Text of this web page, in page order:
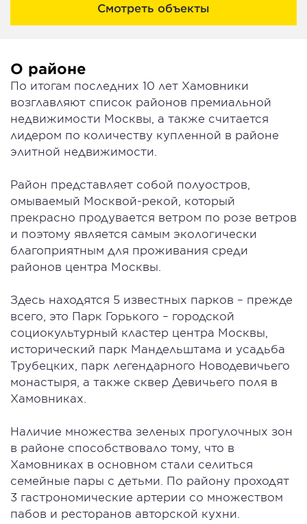
Смотреть объекты
О районе
По итогам последних 10 лет Хамовники
возглавляют список районов премиальной
недвижимости Москвы, а также считается
лидером по количеству купленной в районе
элитной недвижимости.
Район представляет собой полуостров,
омываемый Москвой-рекой, который
прекрасно продувается ветром по розе ветров
и поэтому является самым экологически
благоприятным для проживания среди
районов центра Москвы.
Здесь находятся 5 известных парков – прежде
всего, это Парк Горького – городской
социокультурный кластер центра Москвы,
исторический парк Мандельштама и усадьба
Трубецких, парк легендарного Новодевичьего
монастыря, а также сквер Девичьего поля в
Хамовниках.
Наличие множества зеленых прогулочных зон
в районе способствовало тому, что в
Хамовниках в основном стали селиться
семейные пары с детьми. По району проходят
3 гастрономические артерии со множеством
пабов и ресторанов авторской кухни.